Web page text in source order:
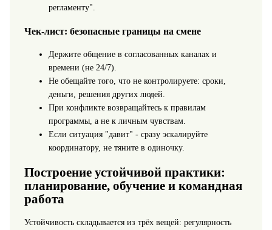
регламенту".
Чек-лист: безопасные границы на смене
Держите общение в согласованных каналах и
времени (не 24/7).
Не обещайте того, что не контролируете: сроки,
деньги, решения других людей.
При конфликте возвращайтесь к правилам
программы, а не к личным чувствам.
Если ситуация "давит" - сразу эскалируйте
координатору, не тяните в одиночку.
Построение устойчивой практики:
планирование, обучение и командная
работа
Устойчивость складывается из трёх вещей: регулярность